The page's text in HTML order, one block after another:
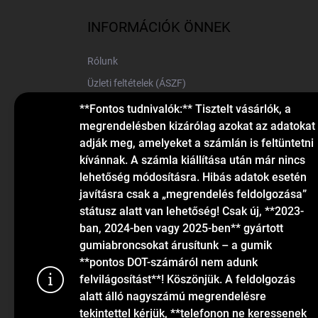
**Fontos tudnivalók:** Tisztelt vásárlók, a
megrendelésben kizárólag azokat az adatokat
adják meg, amelyeket a számlán is feltüntetni
kívánnak. A számla kiállítása után már nincs
lehetőség módosításra. Hibás adatok esetén
javításra csak a „megrendelés feldolgozása”
státusz alatt van lehetőség! Csak új, **2023-
ban, 2024-ben vagy 2025-ben** gyártott
gumiabroncsokat árusítunk – a gumik
**pontos DOT-számáról nem adunk
felvilágosítást**! Köszönjük. A feldolgozás
alatt álló nagyszámú megrendelésre
tekintettel kérjük, **telefonon ne keressenek
INFORMÁCIÓK ÖNNEK
Rólunk
Üzleti feltételek (ÁSZF)
Elérhetőségek
Blog
KAPCSOLAT
info@gumiok.hu